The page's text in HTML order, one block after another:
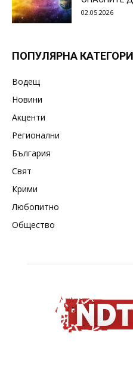
02.05.2026
ПОПУЛЯРНА
Водещ
Новини
Акценти
Регионални
България
Свят
Крими
Любопитно
Общество